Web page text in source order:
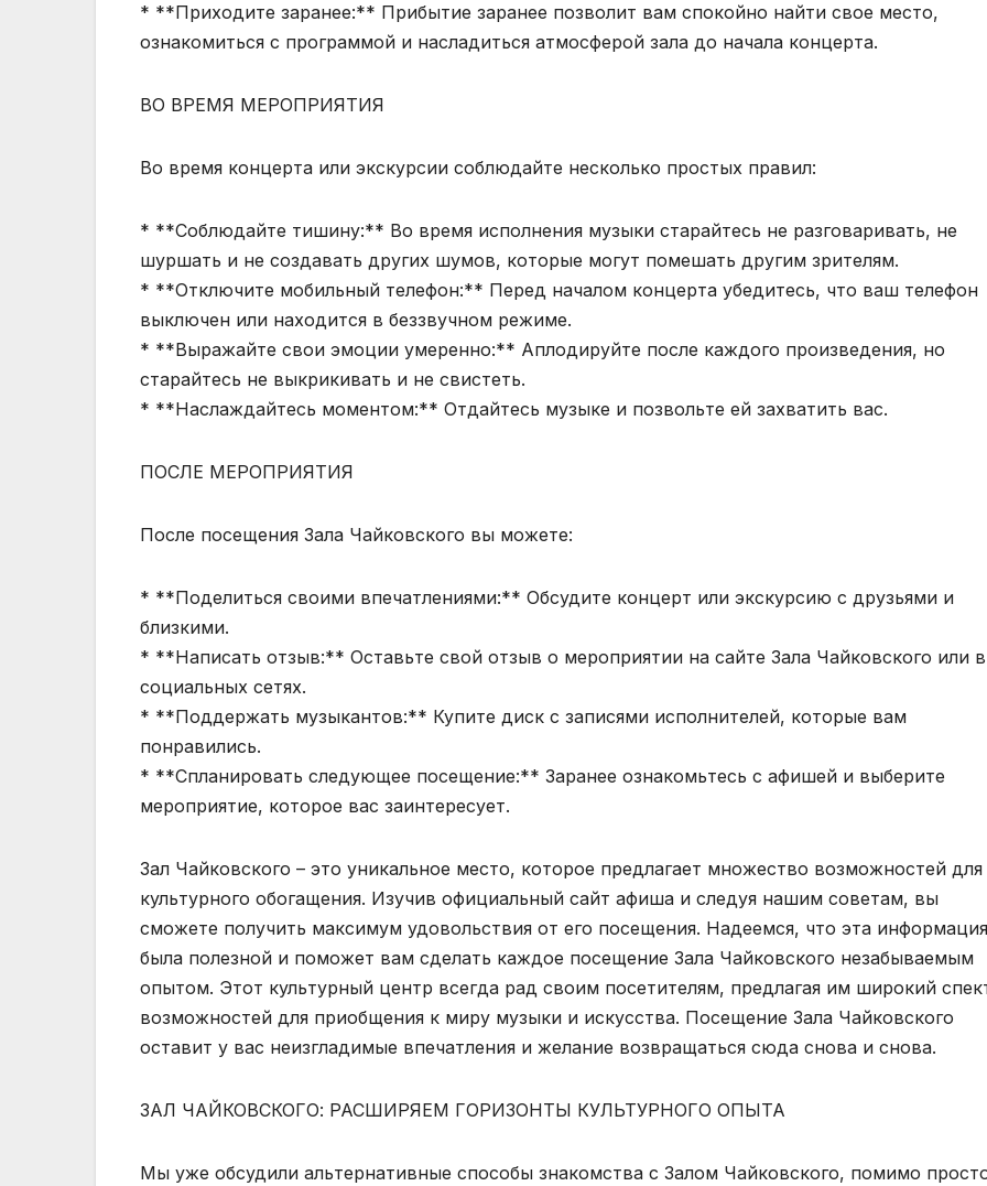
* **Приходите заранее:** Прибытие заранее позволит вам спокойно найти свое место,
ознакомиться с программой и насладиться атмосферой зала до начала концерта.
ВО ВРЕМЯ МЕРОПРИЯТИЯ
Во время концерта или экскурсии соблюдайте несколько простых правил:
* **Соблюдайте тишину:** Во время исполнения музыки старайтесь не разговаривать, не
шуршать и не создавать других шумов, которые могут помешать другим зрителям.
* **Отключите мобильный телефон:** Перед началом концерта убедитесь, что ваш телефон
выключен или находится в беззвучном режиме.
* **Выражайте свои эмоции умеренно:** Аплодируйте после каждого произведения, но
старайтесь не выкрикивать и не свистеть.
* **Наслаждайтесь моментом:** Отдайтесь музыке и позвольте ей захватить вас.
ПОСЛЕ МЕРОПРИЯТИЯ
После посещения Зала Чайковского вы можете:
* **Поделиться своими впечатлениями:** Обсудите концерт или экскурсию с друзьями и
близкими.
* **Написать отзыв:** Оставьте свой отзыв о мероприятии на сайте Зала Чайковского или в
социальных сетях.
* **Поддержать музыкантов:** Купите диск с записями исполнителей, которые вам
понравились.
* **Спланировать следующее посещение:** Заранее ознакомьтесь с афишей и выберите
мероприятие, которое вас заинтересует.
Зал Чайковского – это уникальное место, которое предлагает множество возможностей для
культурного обогащения. Изучив официальный сайт афиша и следуя нашим советам, вы
сможете получить максимум удовольствия от его посещения. Надеемся, что эта информация
была полезной и поможет вам сделать каждое посещение Зала Чайковского незабываемым
опытом. Этот культурный центр всегда рад своим посетителям, предлагая им широкий
возможностей для приобщения к миру музыки и искусства. Посещение Зала Чайковского
оставит у вас неизгладимые впечатления и желание возвращаться сюда снова и снова.
ЗАЛ ЧАЙКОВСКОГО: РАСШИРЯЕМ ГОРИЗОНТЫ КУЛЬТУРНОГО ОПЫТА
Мы уже обсудили альтернативные способы знакомства с Залом Чайковского, помимо